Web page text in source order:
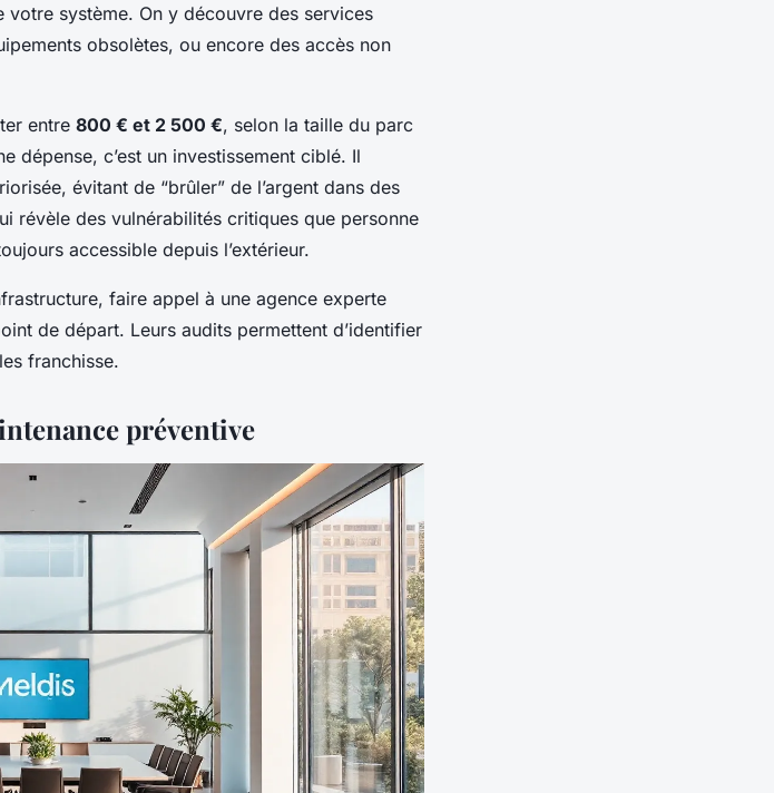
système. On y découvre des services
obsolètes, ou encore des accès non
entre 800 € et 2 500 €, selon la taille du parc
dépense, c’est un investissement ciblé. Il
évitant de “brûler” de l’argent dans des
révèle des vulnérabilités critiques que personne
accessible depuis l’extérieur.
faire appel à une agence experte
de départ. Leurs audits permettent d’identifier
franchisse.
préventive